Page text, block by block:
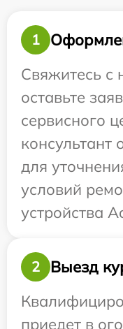
1
Свяжитесь с
оставьте
сервисного
консультант
для
условий
устройства
2
Выезд
приедет в